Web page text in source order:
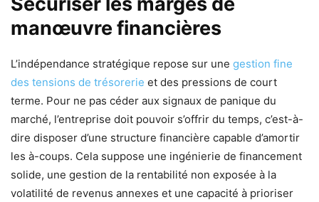
manœuvre financières
L’indépendance stratégique repose sur une gestion fine
des tensions de trésorerie et des pressions de court
terme. Pour ne pas céder aux signaux de panique du
marché, l’entreprise doit pouvoir s’offrir du temps, c’est-à-
dire disposer d’une structure financière capable d’amortir
les à-coups. Cela suppose une ingénierie de financement
solide, une gestion de la rentabilité non exposée à la
volatilité de revenus annexes et une capacité à prioriser